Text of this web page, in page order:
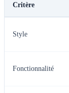
Critère
Style
Fonctionnalité